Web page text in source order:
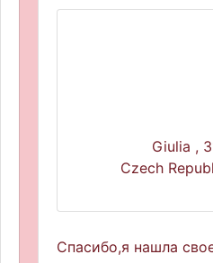
Giulia ,
Czech
Спасибо,я нашла